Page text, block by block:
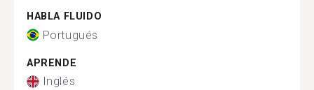
HABLA FLUIDO
Portugués
APRENDE
Inglés